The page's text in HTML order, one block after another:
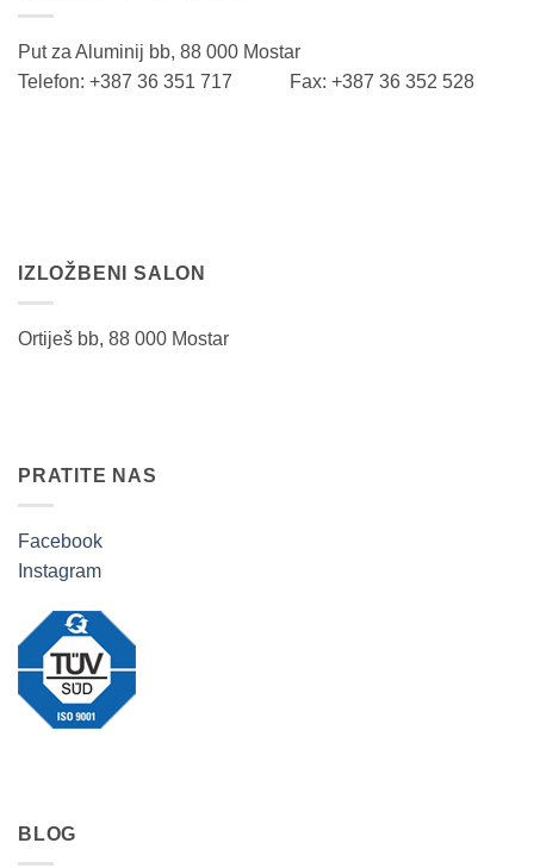
Put za Aluminij bb, 88 000 Mostar
Telefon: +387 36 351 717 Fax: +387 36 352 528
IZLOŽBENI SALON
Ortiješ bb, 88 000 Mostar
PRATITE NAS
Facebook
Instagram
BLOG